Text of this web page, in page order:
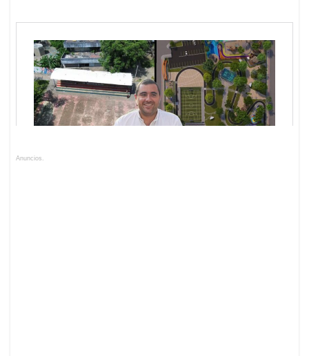
Anuncios.